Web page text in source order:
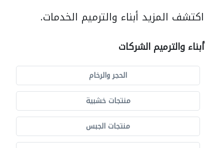
اكتشف المزيد أبناء والترميم الخدمات.
أبناء والترميم الشركات
الحجر والرخام
منتجات خشبية
منتجات الجبس